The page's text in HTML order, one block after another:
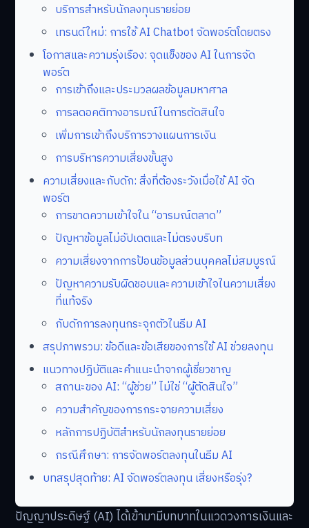
บริการสำหรับนักลงทุนรายย่อย
เทรนด์ใหม่: การใช้ AI Chatbot จัดพอร์ตโดยตรง
โอกาสและความรุ่งเรือง: จุดแข็งของ AI ในการจัด
พอร์ต
การเข้าถึงและประมวลผลข้อมูลมหาศาล
การลดอคติทางอารมณ์ในการตัดสินใจ
เพิ่มการเข้าถึงบริการวางแผนการเงิน
การบริหารความเสี่ยงขั้นสูง
ความเสี่ยงและกับดัก: สิ่งที่ต้องระวังเมื่อใช้ AI จัด
พอร์ต
การขาดความเข้าใจใน “อารมณ์ตลาด”
ปัญหาข้อมูลไม่อัปเดตและไม่ตรงบริบท
ความเสี่ยงจากการป้อนข้อมูลส่วนบุคคลไม่สมบูรณ์
ปัญหาความรับผิดชอบและความเข้าใจในความเสี่ยง
ที่แท้จริง
กับดักการลงทุนกระจุกตัวในธีม AI
สรุปภาพรวม: ข้อดีและข้อเสียของการใช้ AI ช่วยลงทุน
แนวทางปฏิบัติและคำแนะนำจากผู้เชี่ยวชาญ
สถานะของ AI: “ผู้ช่วย” ไม่ใช่ “ผู้ตัดสินใจ”
ความสำคัญของการกระจายความเสี่ยง
หลักการปฏิบัติสำหรับนักลงทุนรายย่อย
กรณีศึกษา: การจัดพอร์ตลงทุนในธีม AI
บทสรุปสุดท้าย: AI จัดพอร์ตลงทุน เสี่ยงหรือรุ่ง?
ปัญญาประดิษฐ์ (AI) ได้เข้ามามีบทบาทในแวดวงการเงินและ